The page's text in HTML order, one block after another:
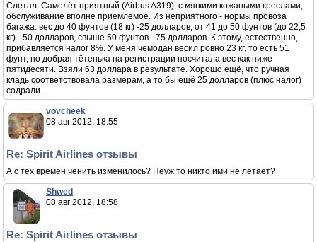
Слетал. Самолёт приятный (Airbus A319), с мягкими кожаными креслами,
обслуживание вполне приемлемое. Из неприятного - нормы провоза
багажа: вес до 40 фунтов (18 кг) -25 долларов, от 41 до 50 фунтов (до 22,5
кг) - 50 долларов, свыше 50 фунтов - 75 долларов. К этому, естественно,
прибавляется налог 8%. У меня чемодан весил ровно 23 кг, то есть 51
фунт, но добрая тётенька на регистрации посчитала вес как ниже
пятидесяти. Взяли 63 доллара в результате. Хорошо ещё, что ручная
кладь соответствовала размерам, а то бы ещё 25 долларов (плюс налог)
содрали...
vovcheek
08 авг 2012, 18:55
Re: Spirit Airlines отзывы
А с тех времен ченить изменилось? Неуж то никто ими не летает?
Shwed
08 авг 2012, 18:58
Re: Spirit Airlines отзывы